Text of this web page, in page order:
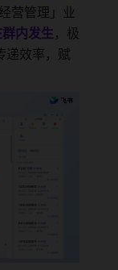
营管理」业
内发生 ，极
递效率，赋